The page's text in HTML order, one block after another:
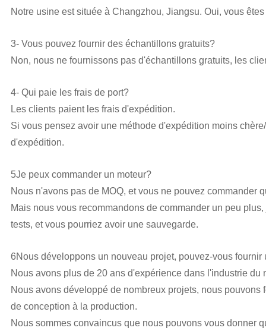
Notre usine est située à Changzhou, Jiangsu. Oui, vous
3- Vous pouvez fournir des échantillons gratuits?
Non, nous ne fournissons pas d'échantillons gratuits, les
4- Qui paie les frais de port?
Les clients paient les frais d'expédition.
Si vous pensez avoir une méthode d'expédition moins
d'expédition.
5Je peux commander un moteur?
Nous n'avons pas de MOQ, et vous ne pouvez commander
Mais nous vous recommandons de commander un peu
tests, et vous pourriez avoir une sauvegarde.
6Nous développons un nouveau projet, pouvez-vous
Nous avons plus de 20 ans d'expérience dans l'industrie du
Nous avons développé de nombreux projets, nous
de conception à la production.
Nous sommes convaincus que nous pouvons vous donner